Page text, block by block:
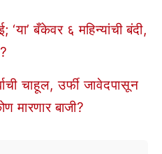
बँकेवर ६ महिन्यांची बंदी,
चाहूल, उर्फी जावेदपासून
मारणार बाजी?